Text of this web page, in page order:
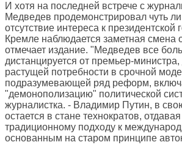
И хотя на последней встрече с
Медведев продемонстрировал чуть
отсутствие интереса к президентской
Кремле наблюдается заметная смена
отмечает издание. "Медведев все
дистанцируется от премьер-
растущей потребности в срочной
подразумевающей ряд реформ,
"демонополизацию" политической
журналистка. - Владимир Путин, в
остается в стане технократов,
традиционному подходу к
основанным на старом принципе